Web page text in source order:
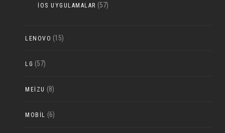
IOS UYGULAMALAR (57)
LENOVO (15)
LG (57)
MEIZU (8)
MOBIL (6)